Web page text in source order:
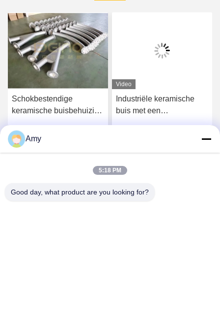
Schokbestendige
keramische buisbehuizing
mm dikte
Video
Industriële keramische
buis met een
Amy
5:18 PM
Good day, what product are you looking for?